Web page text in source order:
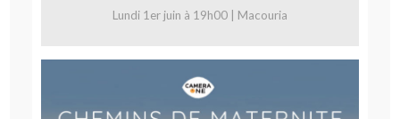
Lundi 1er juin à 19h00 | Macouria